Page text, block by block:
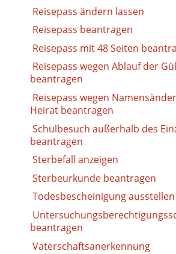
Reisepass ändern lassen
Reisepass beantragen
Reisepass mit 48 Seiten
Reisepass wegen Ablauf der
beantragen
Reisepass wegen
Heirat beantragen
Schulbesuch außerhalb des
beantragen
Sterbefall anzeigen
Sterbeurkunde beantragen
Todesbescheinigung
beantragen
Vaterschaftsanerkennung